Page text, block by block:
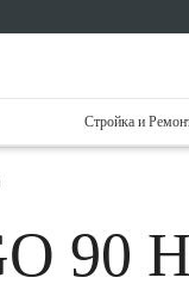
Стройка и
90